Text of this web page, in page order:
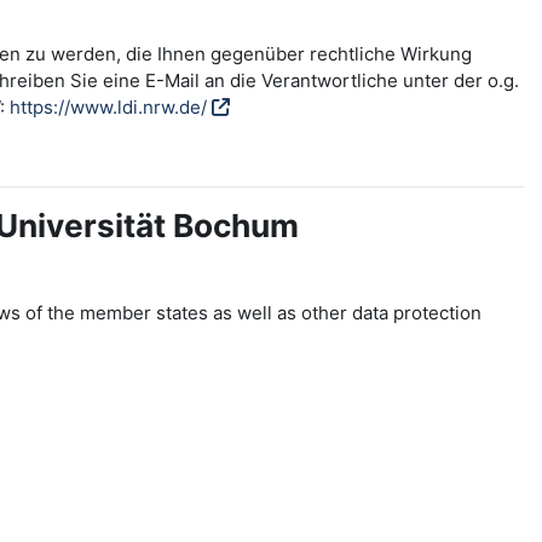
zu werden, die Ihnen gegenüber rechtliche Wirkung
Sie eine E-Mail an die Verantwortliche unter der o.g.
https://www.ldi.nrw.de/
Bochum
of the member states as well as other data protection